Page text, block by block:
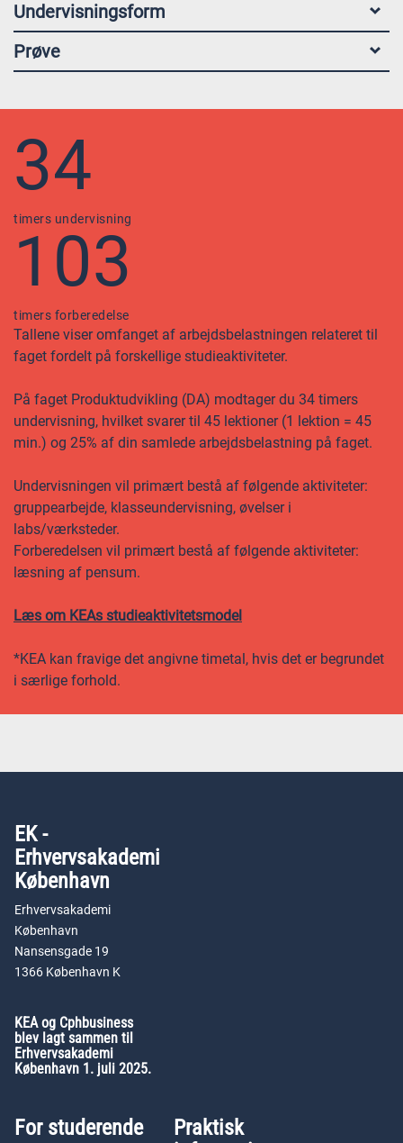
Undervisningsform
Prøve
34
timers undervisning
103
timers forberedelse
Tallene viser omfanget af arbejdsbelastningen relateret til
faget fordelt på forskellige studieaktiviteter.
På faget Produktudvikling (DA) modtager du 34 timers
undervisning, hvilket svarer til 45 lektioner (1 lektion = 45
min.) og 25% af din samlede arbejdsbelastning på faget.
Undervisningen vil primært bestå af følgende aktiviteter:
gruppearbejde, klasseundervisning, øvelser i
labs/værksteder.
Forberedelsen vil primært bestå af følgende aktiviteter:
læsning af pensum.
Læs om KEAs studieaktivitetsmodel
*KEA kan fravige det angivne timetal, hvis det er begrundet
i særlige forhold.
EK -
Erhvervsakademi
København
Erhvervsakademi
København
Nansensgade 19
1366 København K
KEA og Cphbusiness
blev lagt sammen til
Erhvervsakademi
København 1. juli 2025.
For studerende
Praktisk